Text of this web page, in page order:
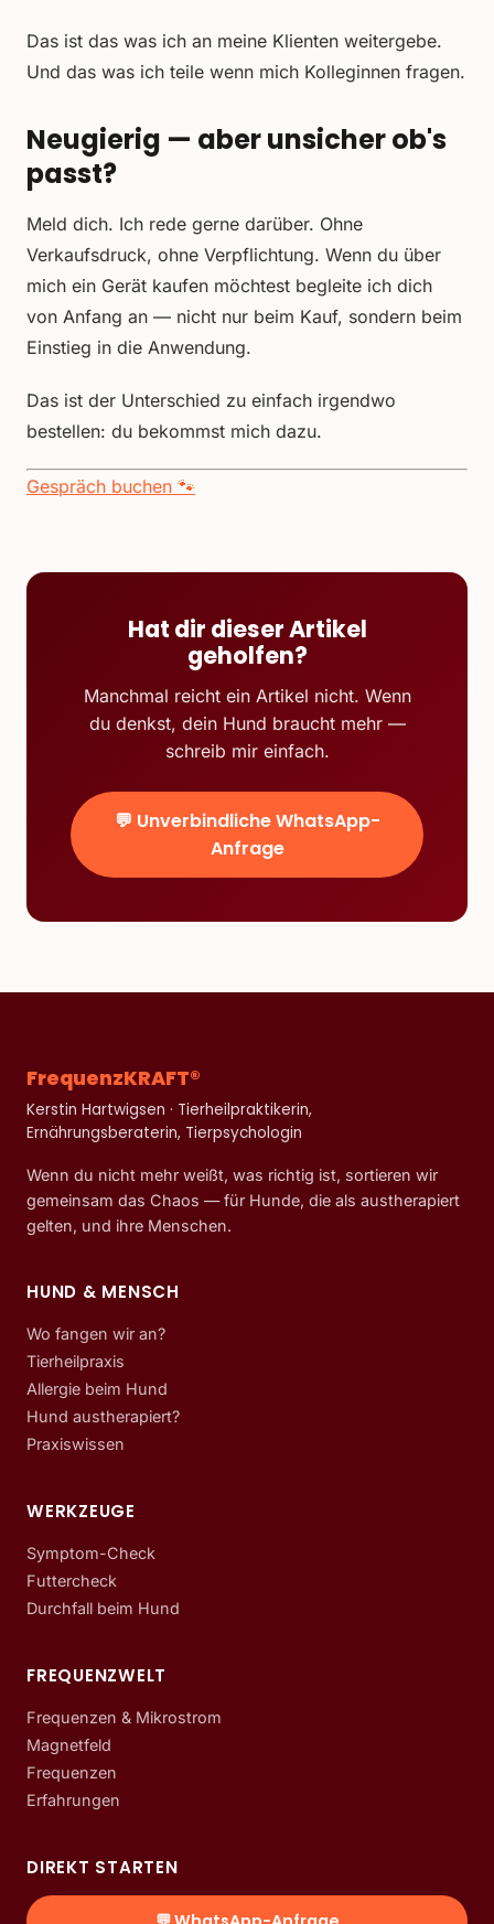
Das ist das was ich an meine Klienten weitergebe.
Und das was ich teile wenn mich Kolleginnen fragen.
Neugierig — aber unsicher ob's
passt?
Meld dich. Ich rede gerne darüber. Ohne
Verkaufsdruck, ohne Verpflichtung. Wenn du über
mich ein Gerät kaufen möchtest begleite ich dich
von Anfang an — nicht nur beim Kauf, sondern beim
Einstieg in die Anwendung.
Das ist der Unterschied zu einfach irgendwo
bestellen: du bekommst mich dazu.
Gespräch buchen 🐾
Hat dir dieser Artikel
geholfen?
Manchmal reicht ein Artikel nicht. Wenn
du denkst, dein Hund braucht mehr —
schreib mir einfach.
💬 Unverbindliche WhatsApp-
Anfrage
FrequenzKRAFT®
Kerstin Hartwigsen · Tierheilpraktikerin,
Ernährungsberaterin, Tierpsychologin
Wenn du nicht mehr weißt, was richtig ist, sortieren wir
gemeinsam das Chaos — für Hunde, die als austherapiert
gelten, und ihre Menschen.
HUND & MENSCH
Wo fangen wir an?
Tierheilpraxis
Allergie beim Hund
Hund austherapiert?
Praxiswissen
WERKZEUGE
Symptom-Check
Futtercheck
Durchfall beim Hund
FREQUENZWELT
Frequenzen & Mikrostrom
Magnetfeld
Frequenzen
Erfahrungen
DIREKT STARTEN